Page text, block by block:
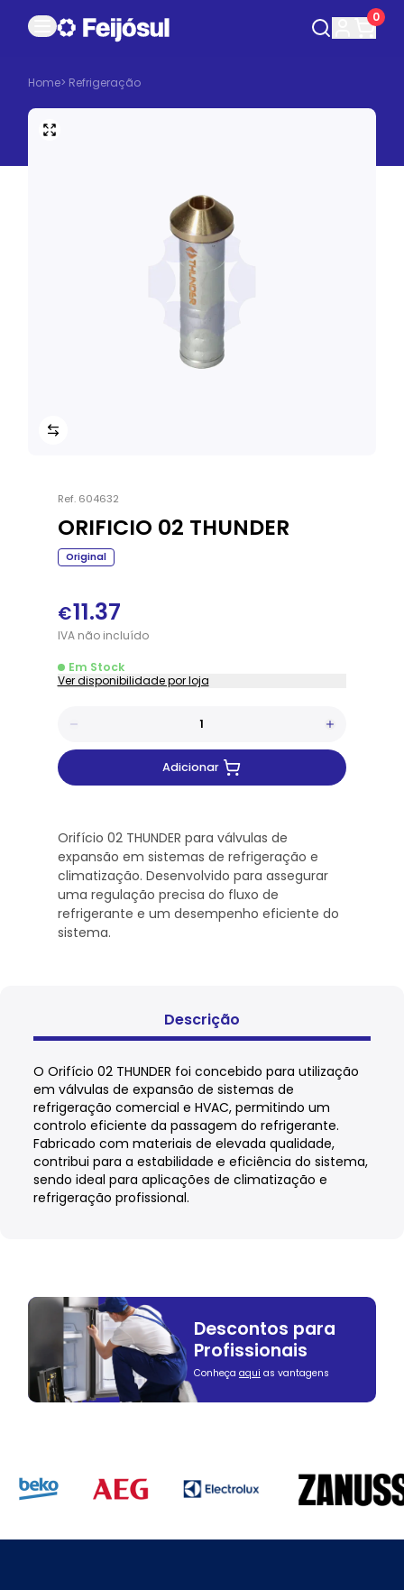
0
Home> Refrigeração
Ref. 604632
ORIFICIO 02 THUNDER
Original
€11.37
IVAnãoincluído
Em Stock
Ver disponibilidade por loja
Adicionar
Orifício 02 THUNDER para válvulas de
expansão em sistemas de refrigeração e
climatização. Desenvolvido para assegurar
uma regulação precisa do fluxo de
refrigerante e um desempenho eficiente do
sistema.
Descrição
O Orifício 02 THUNDER foi concebido para utilização
em válvulas de expansão de sistemas de
refrigeração comercial e HVAC, permitindo um
controlo eficiente da passagem do refrigerante.
Fabricado com materiais de elevada qualidade,
contribui para a estabilidade e eficiência do sistema,
sendo ideal para aplicações de climatização e
refrigeração profissional.
Descontos para
Profissionais
Conheça aqui as vantagens